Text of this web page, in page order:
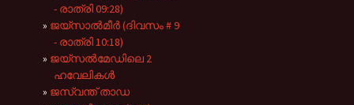
- രാത്രി 09:28)
ജയ്സാൽമീർ (ദിവസം # 9
- രാത്രി 10:18)
ജയ്സൽമേഡിലെ 2
ഹവേലികൾ
ജസ്വന്ത് താഡ